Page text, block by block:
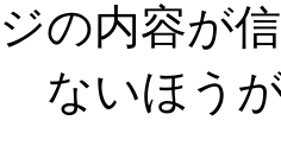
の内容が
ないほう